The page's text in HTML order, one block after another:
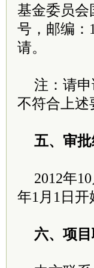
基金委员会
号，邮编：
请。
注：请
不符合上述
五、审
2012年
年1月1日开
六、项